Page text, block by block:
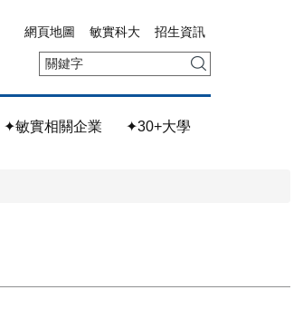
網頁地圖 敏實科大 招生資訊
✦敏實相關企業 ✦30+大學